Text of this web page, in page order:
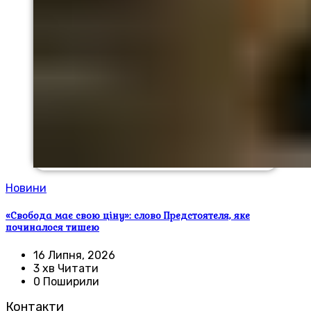
Новини
«Свобода має свою ціну»: слово Предстоятеля, яке
починалося тишею
16 Липня, 2026
3 хв Читати
0 Поширили
Контакти